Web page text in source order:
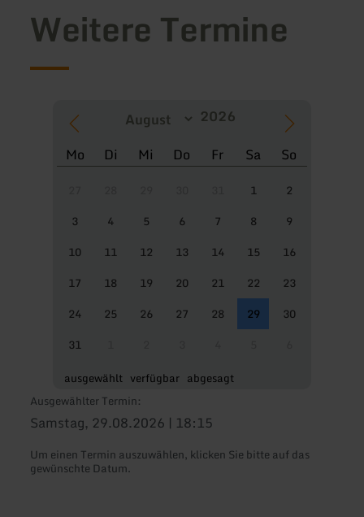
Weitere Termine
Mo Di Mi Do Fr Sa So
1
2
3
4 5 6 7 8
9
10
11 12 13 14 15
16
17
18 19 20 21 22
23
24
25 26 27 28 29
30
31
ausgewählt verfügbar abgesagt
Ausgewählter Termin:
Samstag, 29.08.2026 | 18:15
Um einen Termin auszuwählen, klicken Sie bitte auf das
gewünschte Datum.